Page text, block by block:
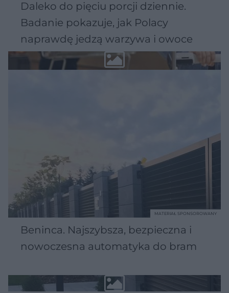
Daleko do pięciu porcji dziennie.
Badanie pokazuje, jak Polacy
naprawdę jedzą warzywa i owoce
Beninca. Najszybsza, bezpieczna i
nowoczesna automatyka do bram
MATERIAŁ SPONSOROWANY